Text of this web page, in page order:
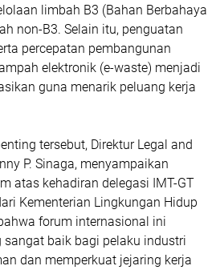
limbah B3 (Bahan Berbahaya
non-B3. Selain itu, penguatan
percepatan pembangunan
elektronik (e-waste) menjadi
guna menarik peluang kerja
tersebut, Direktur Legal and
P. Sinaga, menyampaikan
atas kehadiran delegasi IMT-GT
Kementerian Lingkungan Hidup
forum internasional ini
baik bagi pelaku industri
dan memperkuat jejaring kerja